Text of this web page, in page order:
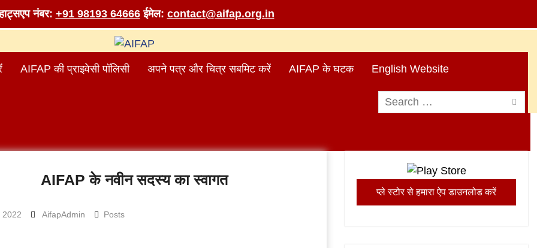
नंबर: +91 98193 64666 ईमेल: contact@aifap.org.in
AIFAP की प्राइवेसी पॉलिसी अपने पत्र और चित्र सबमिट करें AIFAP के घटक English Website
Search
for:
AIFAP के नवीन सदस्य का स्वागत
2022 AifapAdmin Posts
प्ले स्टोर से हमारा ऐप डाउनलोड करें